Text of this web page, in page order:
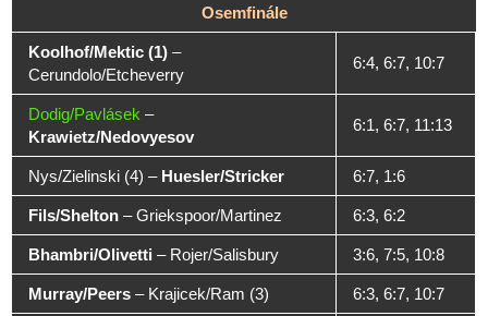
Osemfinále
Koolhof/Mektic (1) –
Cerundolo/Etcheverry
6:4, 6:7, 10:7
Dodig/Pavlásek –
Krawietz/Nedovyesov
6:1, 6:7, 11:13
Nys/Zielinski (4) – Huesler/Stricker 6:7, 1:6
Fils/Shelton –Griekspoor/Martinez 6:3, 6:2
Bhambri/Olivetti – Rojer/Salisbury 3:6, 7:5, 10:8
Murray/Peers – Krajicek/Ram (3) 6:3, 6:7, 10:7